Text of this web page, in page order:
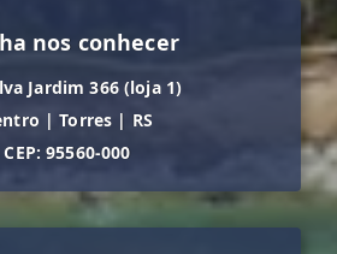
nos conhecer
Jardim 366 (loja 1)
| Torres | RS
CEP: 95560-000